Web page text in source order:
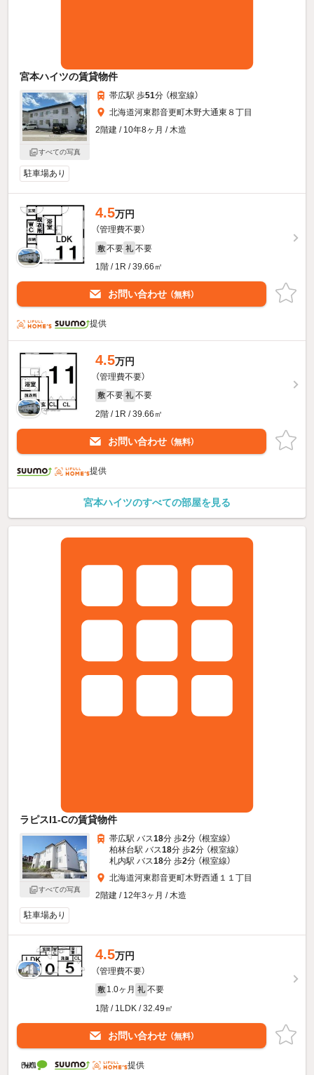
宮本ハイツの賃貸物件
すべての写真
帯広駅 歩51分 （根室線）
北海道河東郡音更町木野大通東８丁目
2階建 / 10年8ヶ月 / 木造
駐車場あり
4.5万円
（管理費不要）
敷 不要 礼 不要
1階 / 1R / 39.66㎡
お問い合わせ （無料）
提供
4.5万円
（管理費不要）
敷 不要 礼 不要
2階 / 1R / 39.66㎡
お問い合わせ （無料）
提供
宮本ハイツのすべての部屋を見る
ラピスI1-Cの賃貸物件
すべての写真
帯広駅 バス18分 歩2分 （根室線）
柏林台駅 バス18分 歩2分 （根室線）
札内駅 バス18分 歩2分 （根室線）
北海道河東郡音更町木野西通１１丁目
2階建 / 12年3ヶ月 / 木造
駐車場あり
4.5万円
（管理費不要）
敷 1.0ヶ月 礼 不要
1階 / 1LDK / 32.49㎡
お問い合わせ （無料）
提供